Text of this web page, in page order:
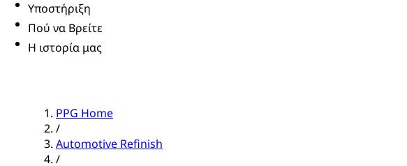
Υποστήριξη
Πού να Βρείτε
Η ιστορία μας
PPG Home
/
Automotive Refinish
/